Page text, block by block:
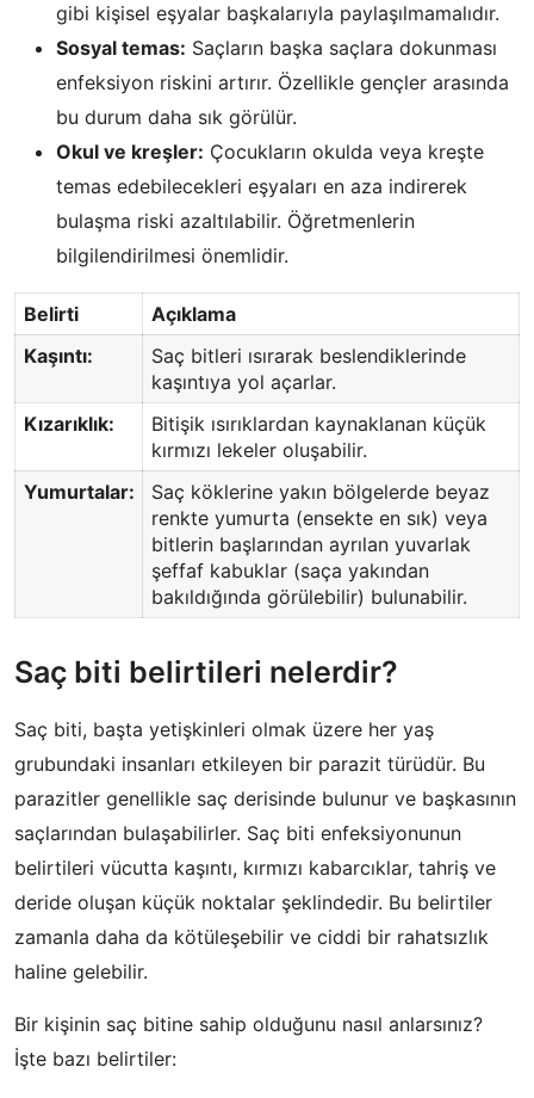
gibi kişisel eşyalar başkalarıyla paylaşılmamalıdır.
Sosyal temas: Saçların başka saçlara dokunması
enfeksiyon riskini artırır. Özellikle gençler arasında
bu durum daha sık görülür.
Okul ve kreşler: Çocukların okulda veya kreşte
temas edebilecekleri eşyaları en aza indirerek
bulaşma riski azaltılabilir. Öğretmenlerin
bilgilendirilmesi önemlidir.
Belirti
Açıklama
Kaşıntı:
Saç bitleri ısırarak beslendiklerinde
kaşıntıya yol açarlar.
Kızarıklık:
Bitişik ısırıklardan kaynaklanan küçük
kırmızı lekeler oluşabilir.
Yumurtalar:
Saç köklerine yakın bölgelerde beyaz
renkte yumurta (ensekte en sık) veya
bitlerin başlarından ayrılan yuvarlak
şeffaf kabuklar (saça yakından
bakıldığında görülebilir) bulunabilir.
Saç biti belirtileri nelerdir?
Saç biti, başta yetişkinleri olmak üzere her yaş
grubundaki insanları etkileyen bir parazit türüdür. Bu
parazitler genellikle saç derisinde bulunur ve başkasının
saçlarından bulaşabilirler. Saç biti enfeksiyonunun
belirtileri vücutta kaşıntı, kırmızı kabarcıklar, tahriş ve
deride oluşan küçük noktalar şeklindedir. Bu belirtiler
zamanla daha da kötüleşebilir ve ciddi bir rahatsızlık
haline gelebilir.
Bir kişinin saç bitine sahip olduğunu nasıl anlarsınız?
İşte bazı belirtiler: